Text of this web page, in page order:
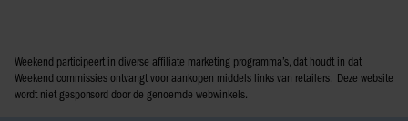
Weekend participeert in diverse affiliate marketing programma’s, dat houdt in dat
Weekend commissies ontvangt voor aankopen middels links van retailers. Deze website
wordt niet gesponsord door de genoemde webwinkels.